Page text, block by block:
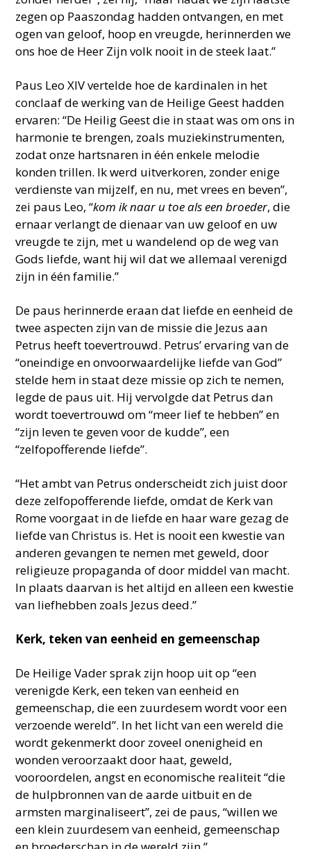
zegen op Paaszondag hadden ontvangen, en met
ogen van geloof, hoop en vreugde, herinnerden we
ons hoe de Heer Zijn volk nooit in de steek laat.”
Paus Leo XIV vertelde hoe de kardinalen in het
conclaaf de werking van de Heilige Geest hadden
ervaren: “De Heilig Geest die in staat was om ons in
harmonie te brengen, zoals muziekinstrumenten,
zodat onze hartsnaren in één enkele melodie
konden trillen. Ik werd uitverkoren, zonder enige
verdienste van mijzelf, en nu, met vrees en beven”,
zei paus Leo, “kom ik naar u toe als een broeder, die
ernaar verlangt de dienaar van uw geloof en uw
vreugde te zijn, met u wandelend op de weg van
Gods liefde, want hij wil dat we allemaal verenigd
zijn in één familie.”
De paus herinnerde eraan dat liefde en eenheid de
twee aspecten zijn van de missie die Jezus aan
Petrus heeft toevertrouwd. Petrus’ ervaring van de
“oneindige en onvoorwaardelijke liefde van God”
stelde hem in staat deze missie op zich te nemen,
legde de paus uit. Hij vervolgde dat Petrus dan
wordt toevertrouwd om “meer lief te hebben” en
“zijn leven te geven voor de kudde”, een
“zelfopofferende liefde”.
“Het ambt van Petrus onderscheidt zich juist door
deze zelfopofferende liefde, omdat de Kerk van
Rome voorgaat in de liefde en haar ware gezag de
liefde van Christus is. Het is nooit een kwestie van
anderen gevangen te nemen met geweld, door
religieuze propaganda of door middel van macht.
In plaats daarvan is het altijd en alleen een kwestie
van liefhebben zoals Jezus deed.”
Kerk, teken van eenheid en gemeenschap
De Heilige Vader sprak zijn hoop uit op “een
verenigde Kerk, een teken van eenheid en
gemeenschap, die een zuurdesem wordt voor een
verzoende wereld”. In het licht van een wereld die
wordt gekenmerkt door zoveel onenigheid en
wonden veroorzaakt door haat, geweld,
vooroordelen, angst en economische realiteit “die
de hulpbronnen van de aarde uitbuit en de
armsten marginaliseert”, zei de paus, “willen we
een klein zuurdesem van eenheid, gemeenschap